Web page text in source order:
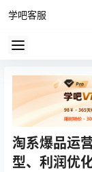
学吧客服
淘系爆品运
型、利润优